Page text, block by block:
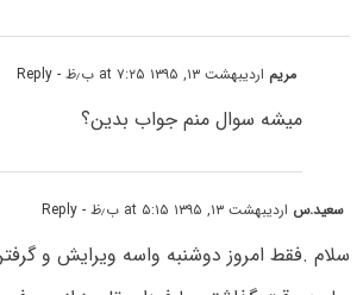
مریم اردیبهشت ۱۳, ۱۳۹۵ at ۷:۲۵ ب٫ظ - Reply
میشه سوال منم جواب بدین؟
سعید.س اردیبهشت ۱۳, ۱۳۹۵ at ۵:۱۵ ب٫ظ - Reply
سلام .فقط امروز دوشنبه واسه ویرایش و